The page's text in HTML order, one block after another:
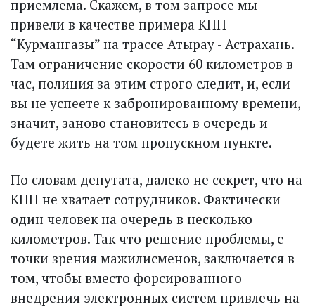
приемлема. Скажем, в том запросе мы
привели в качестве примера КПП
“Курмангазы” на трассе Атырау - Астрахань.
Там ограничение скорости 60 километров в
час, полиция за этим строго следит, и, если
вы не успеете к забронированному времени,
значит, заново становитесь в очередь и
будете жить на том пропускном пункте.
По словам депутата, далеко не секрет, что на
КПП не хватает сотрудников. Фактически
один человек на очередь в несколько
километров. Так что решение проблемы, с
точки зрения мажилисменов, заключается в
том, чтобы вместо форсированного
внедрения электронных систем привлечь на